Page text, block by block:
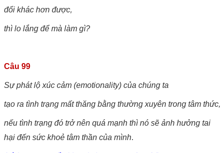
đổi khác hơn được,
thì lo lắng để mà làm gì?
Câu 99
Sự phát lộ xúc cảm (emotionality) của chúng ta
tạo ra tình trạng mất thăng bằng thường xuyên trong tâm thức,
nếu tình trạng đó trở nên quá mạnh thì nó sẽ ảnh hưởng tai
hại đến sức khoẻ tâm thần của mình.